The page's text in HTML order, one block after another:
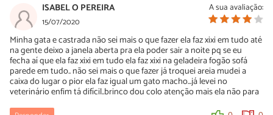
A sua avaliação:
ISABEL O PEREIRA
15/07/2020
Minha gata e castrada não sei mais o que fazer ela faz xixi em tudo até
na gente deixo a janela aberta pra ela poder sair a noite pq se eu
fecha aí que ela faz xixi em tudo ela faz xixi na geladeira fogão sofá
parede em tudo.. não sei mais o que fazer já troquei areia mudei a
caixa do lugar o pior ela faz igual um gato macho...já levei no
veterinário enfim tá difícil..brinco dou colo atenção mais ela não para